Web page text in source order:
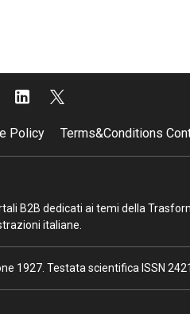
Policy Terms&Conditions
B2B dedicati ai temi della
italiane.
1927. Testata scientifica ISSN